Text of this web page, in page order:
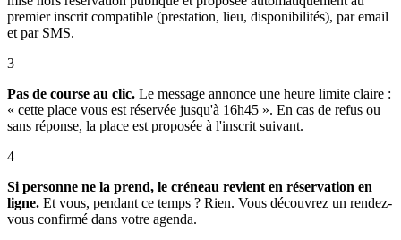
premier inscrit compatible (prestation, lieu, disponibilités), par email
et par SMS.
3
Pas de course au clic. Le message annonce une heure limite claire :
« cette place vous est réservée jusqu'à 16h45 ». En cas de refus ou
sans réponse, la place est proposée à l'inscrit suivant.
4
Si personne ne la prend, le créneau revient en réservation en
ligne. Et vous, pendant ce temps ? Rien. Vous découvrez un rendez-
vous confirmé dans votre agenda.